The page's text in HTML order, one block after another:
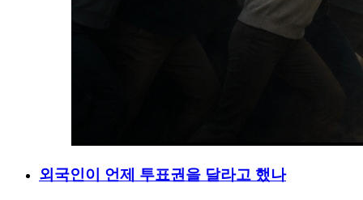
외국인이 언제 투표권을 달라고 했나